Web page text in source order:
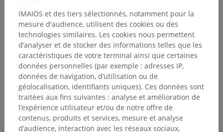
IMAIOS et des tiers sélectionnés, notamment pour la
mesure d'audience, utilisent des cookies ou des
technologies similaires. Les cookies nous permettent
d’analyser et de stocker des informations telles que les
caractéristiques de votre terminal ainsi que certaines
données personnelles (par exemple : adresses IP,
données de navigation, d’utilisation ou de
géolocalisation, identifiants uniques). Ces données sont
traitées aux fins suivantes : analyse et amélioration de
l’expérience utilisateur et/ou de notre offre de
contenus, produits et services, mesure et analyse
d’audience, interaction avec les réseaux sociaux,